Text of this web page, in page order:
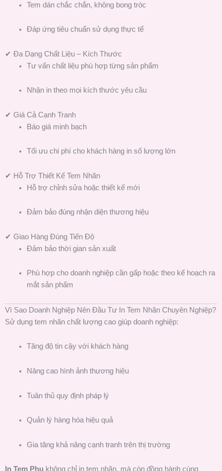
Tem dán chắc chắn, không bong tróc
Đáp ứng tiêu chuẩn sử dụng thực tế
✔ Đa Dạng Chất Liệu – Kích Thước
Tư vấn chất liệu phù hợp từng sản phẩm
Nhận in theo mọi kích thước yêu cầu
✔ Giá Cả Cạnh Tranh
Báo giá minh bạch
Tối ưu chi phí cho khách hàng in số lượng lớn
✔ Hỗ Trợ Thiết Kế Tem Nhãn
Hỗ trợ chỉnh sửa hoặc thiết kế mới
Đảm bảo đúng nhận diện thương hiệu
✔ Giao Hàng Đúng Tiến Độ
Đảm bảo thời gian sản xuất
Phù hợp cho doanh nghiệp cần gấp hoặc theo kế hoạch ra
mắt sản phẩm
Vì Sao Doanh Nghiệp Nên Đầu Tư In Tem Nhãn Chuyên Nghiệp?
Sử dụng tem nhãn chất lượng cao giúp doanh nghiệp:
Tăng độ tin cậy với khách hàng
Nâng cao hình ảnh thương hiệu
Tuân thủ quy định pháp lý
Quản lý hàng hóa hiệu quả
Gia tăng khả năng cạnh tranh trên thị trường
In Tem Phụ không chỉ in tem nhãn, mà còn đồng hành cùng